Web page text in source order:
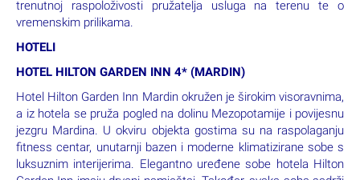
trenutnoj raspoloživosti pružatelja usluga na terenu te o
vremenskim prilikama.
HOTELI
HOTEL HILTON GARDEN INN 4* (MARDIN)
Hotel Hilton Garden Inn Mardin okružen je širokim visoravnima,
a iz hotela se pruža pogled na dolinu Mezopotamije i povijesnu
jezgru Mardina. U okviru objekta gostima su na raspolaganju
fitness centar, unutarnji bazen i moderne klimatizirane sobe s
luksuznim interijerima. Elegantno uređene sobe hotela Hilton